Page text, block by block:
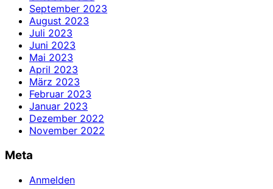
September 2023
August 2023
Juli 2023
Juni 2023
Mai 2023
April 2023
März 2023
Februar 2023
Januar 2023
Dezember 2022
November 2022
Meta
Anmelden